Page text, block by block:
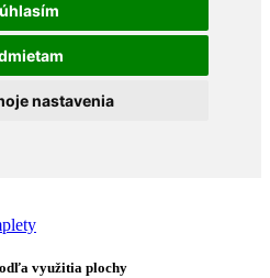
nastavenia
využitia plochy